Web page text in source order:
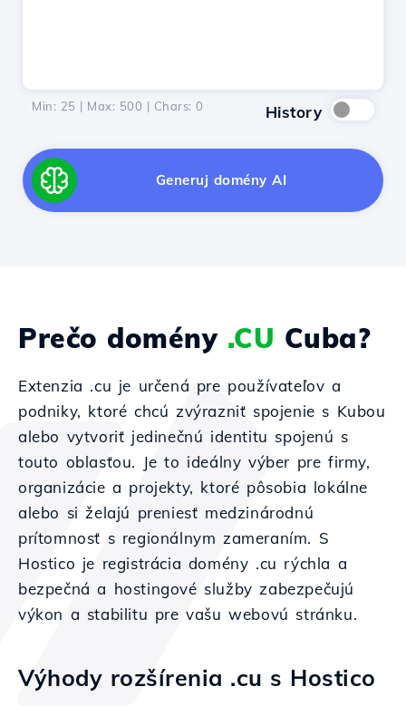
Min: 25 | Max: 500 | Chars: 0 History
Generuj domény AI
Prečo domény .CU Cuba?
Extenzia .cu je určená pre používateľov a
podniky, ktoré chcú zvýrazniť spojenie s Kubou
alebo vytvoriť jedinečnú identitu spojenú s
touto oblasťou. Je to ideálny výber pre firmy,
organizácie a projekty, ktoré pôsobia lokálne
alebo si želajú preniesť medzinárodnú
prítomnosť s regionálnym zameraním. S
Hostico je registrácia domény .cu rýchla a
bezpečná a hostingové služby zabezpečujú
výkon a stabilitu pre vašu webovú stránku.
Výhody rozšírenia .cu s Hostico